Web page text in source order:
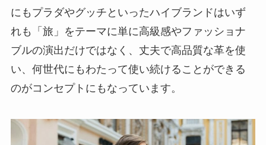
にもプラダやグッチといったハイブランドはいず
れも「旅」をテーマに単に高級感やファッショナ
ブルの演出だけではなく、丈夫で高品質な革を使
い、何世代にもわたって使い続けることができる
のがコンセプトにもなっています。